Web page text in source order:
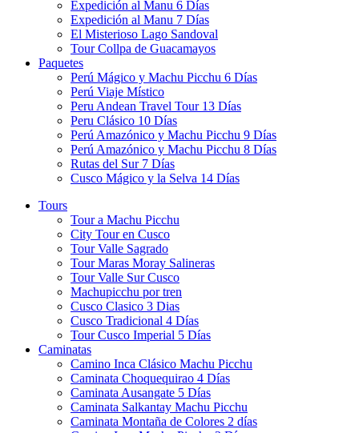
Expedición al Manu 6 Días
Expedición al Manu 7 Días
El Misterioso Lago Sandoval
Tour Collpa de Guacamayos
Paquetes
Perú Mágico y Machu Picchu 6 Días
Perú Viaje Místico
Peru Andean Travel Tour 13 Días
Peru Clásico 10 Días
Perú Amazónico y Machu Picchu 9 Días
Perú Amazónico y Machu Picchu 8 Días
Rutas del Sur 7 Días
Cusco Mágico y la Selva 14 Días
Tours
Tour a Machu Picchu
City Tour en Cusco
Tour Valle Sagrado
Tour Maras Moray Salineras
Tour Valle Sur Cusco
Machupicchu por tren
Cusco Clasico 3 Dias
Cusco Tradicional 4 Días
Tour Cusco Imperial 5 Días
Caminatas
Camino Inca Clásico Machu Picchu
Caminata Choquequirao 4 Días
Caminata Ausangate 5 Días
Caminata Salkantay Machu Picchu
Caminata Montaña de Colores 2 días